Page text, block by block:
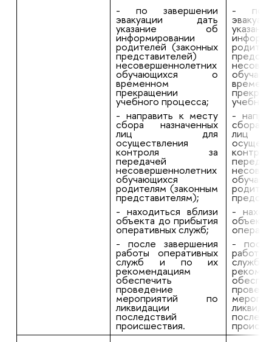
- по завершении
эвакуации дать
указание об
информировании
родителей (законных
представителей)
несовершеннолетних
обучающихся о
временном
прекращении
учебного процесса;
- направить к месту
сбора назначенных
лиц для
осуществления
контроля за
передачей
несовершеннолетних
обучающихся
родителям (законным
представителям);
- находиться вблизи
объекта до прибытия
оперативных служб;
- после завершения
работы оперативных
служб и по их
рекомендациям
обеспечить
проведение
мероприятий по
ликвидации
последствий
происшествия.
- по
-
сбора
-
-
работы